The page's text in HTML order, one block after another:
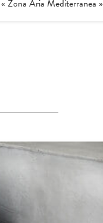
Zona Aria Mediterranea »